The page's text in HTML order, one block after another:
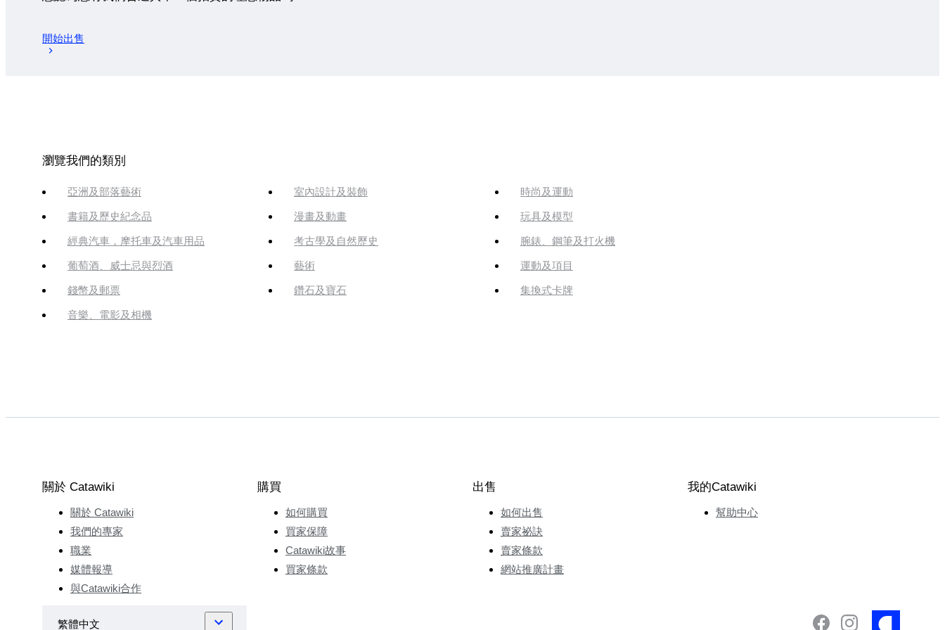
開始出售
瀏覽我們的類別
亞洲及部落藝術 室內設計及裝飾 時尚及運動
書籍及歷史紀念品 漫畫及動畫 玩具及模型
經典汽車，摩托車及汽車用品 考古學及自然歷史 腕錶、鋼筆及打火機
葡萄酒、威士忌與烈酒 藝術 運動及項目
錢幣及郵票 鑽石及寶石 集換式卡牌
音樂、電影及相機
關於 Catawiki
關於 Catawiki
我們的專家
職業
媒體報導
與Catawiki合作
購買
如何購買
買家保障
Catawiki故事
買家條款
出售
如何出售
賣家祕訣
賣家條款
網站推廣計畫
我的Catawiki
幫助中心